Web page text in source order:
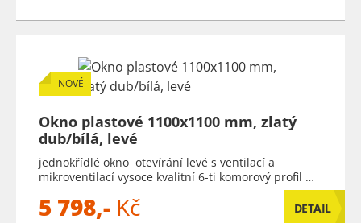
NOVÉ
Okno plastové 1100x1100 mm, zlatý
dub/bílá, levé
jednokřídlé okno otevírání levé s ventilací a
mikroventilací vysoce kvalitní 6-ti komorový profil …
5 798,- Kč DETAIL